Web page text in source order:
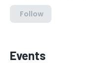
Follow
Events